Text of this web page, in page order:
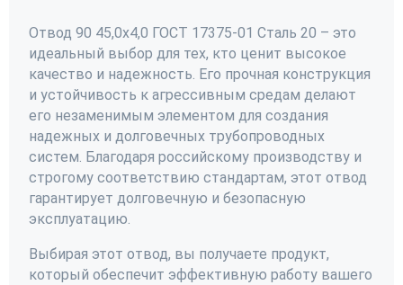
Отвод 90 45,0х4,0 ГОСТ 17375-01 Сталь 20 – это
идеальный выбор для тех, кто ценит высокое
качество и надежность. Его прочная конструкция
и устойчивость к агрессивным средам делают
его незаменимым элементом для создания
надежных и долговечных трубопроводных
систем. Благодаря российскому производству и
строгому соответствию стандартам, этот отвод
гарантирует долговечную и безопасную
эксплуатацию.
Выбирая этот отвод, вы получаете продукт,
который обеспечит эффективную работу вашего